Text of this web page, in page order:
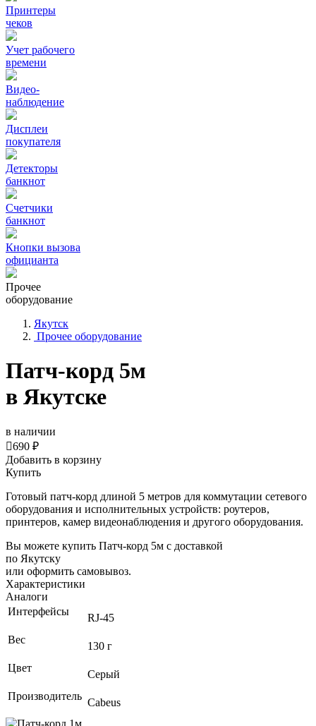
Принтеры
чеков
Учет рабочего
времени
Видео‑
наблюдение
Дисплеи
покупателя
Детекторы
банкнот
Счетчики
банкнот
Кнопки вызова
официанта
Прочее
оборудование
Якутск
Прочее оборудование
Патч-корд 5м
в Якутске
в наличии
690 ₽
Добавить в корзину
Купить
Готовый патч-корд длиной 5 метров для коммутации сетевого
оборудования и исполнительных устройств: роутеров,
принтеров, камер видеонаблюдения и другого оборудования.
Вы можете купить Патч-корд 5м с доставкой
по Якутску
или оформить самовывоз.
Характеристики
Аналоги
Интерфейсы
RJ-45
Вес
130 г
Цвет
Серый
Производитель
Cabeus